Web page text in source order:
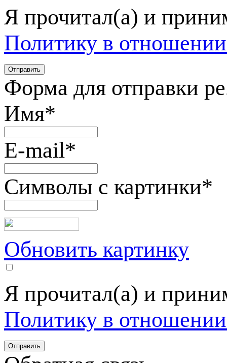
Я прочитал(а) и
Политику в
Форма для отправки
Имя*
E-mail*
Символы с картинки*
Обновить картинку
Я прочитал(а) и
Политику в